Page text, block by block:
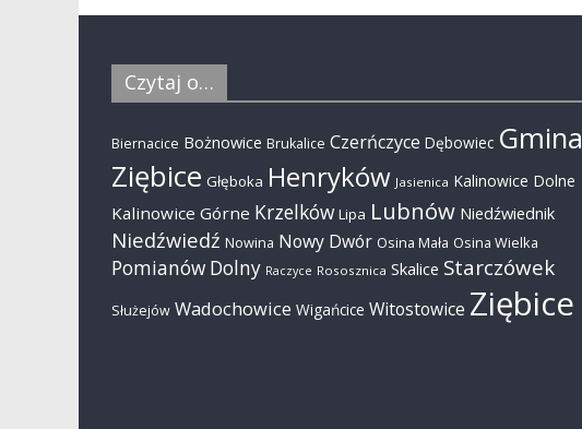
Czytaj o…
Biernacice Bożnowice Brukalice Czerńczyce Dębowiec Gmina
Ziębice Głęboka Henryków Jasienica Kalinowice Dolne
Kalinowice Górne Krzelków Lipa Lubnów Niedźwiednik
Niedźwiedź Nowina Nowy Dwór Osina Mała Osina Wielka
Pomianów Dolny Raczyce Rososznica Skalice Starczówek
Służejów Wadochowice Wigańcice Witostowice Ziębice